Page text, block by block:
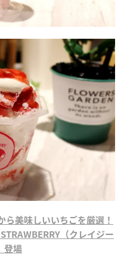
ら美味しいいちごを厳選！
（クレイジー
登場